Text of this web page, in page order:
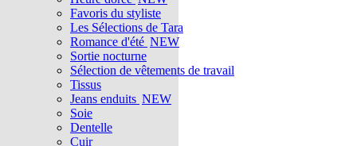
Favoris du styliste
Les Sélections de Tara
Romance d'été NEW
Sortie nocturne
Sélection de vêtements de travail
Tissus
Jeans enduits NEW
Soie
Dentelle
Cuir